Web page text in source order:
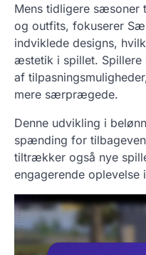
Mens tidligere
og outfits, fokuserer
indviklede designs,
æstetik i spillet. Spillere
af
mere særprægede.
Denne udvikling i
spænding for
tiltrækker også nye
engagerende oplevelse